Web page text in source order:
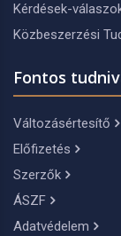
Kérdések-
Közbeszerzési
Fontos
Változásértesítő
Előfizetés
Szerzők
ÁSZF
Adatvédelem